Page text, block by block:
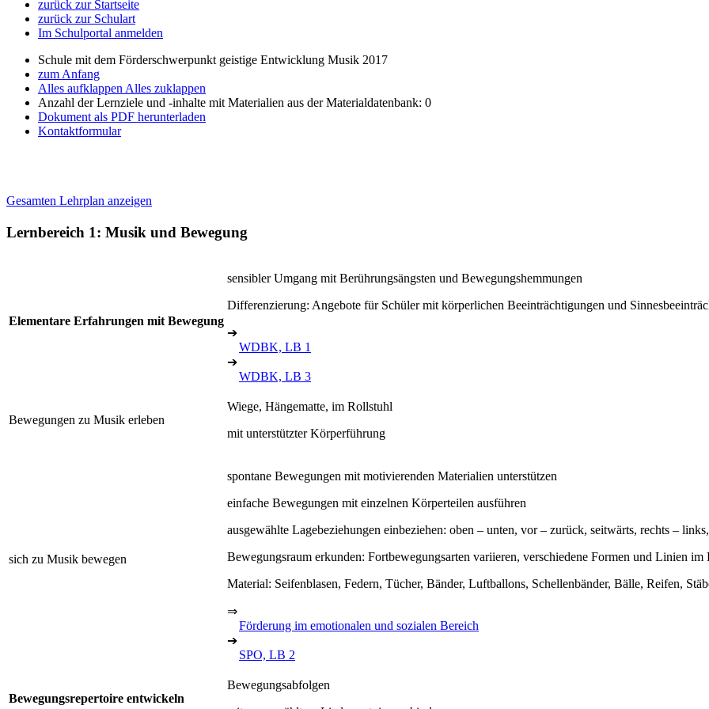
zurück zur Startseite
zurück zur Schulart
Im Schulportal anmelden
Schule mit dem Förderschwerpunkt geistige Entwicklung Musik 2017
zum Anfang
Alles aufklappen Alles zuklappen
Anzahl der Lernziele und -inhalte mit Materialien aus der Materialdatenbank: 0
Dokument als PDF herunterladen
Kontaktformular
Gesamten Lehrplan anzeigen
Lernbereich 1: Musik und Bewegung
Elementare Erfahrungen mit Bewegung
sensibler Umgang mit Berührungsängsten und Bewegungshemmungen
Differenzierung: Angebote für Schüler mit körperlichen Beeinträchtigungen und
➔
WDBK, LB 1
➔
WDBK, LB 3
Bewegungen zu Musik erleben
Wiege, Hängematte, im Rollstuhl
mit unterstützter Körperführung
sich zu Musik bewegen
spontane Bewegungen mit motivierenden Materialien unterstützen
einfache Bewegungen mit einzelnen Körperteilen ausführen
ausgewählte Lagebeziehungen einbeziehen: oben – unten, vor – zurück, seitwärts, rechts –
Bewegungsraum erkunden: Fortbewegungsarten variieren, verschiedene Formen und Linien im
Material: Seifenblasen, Federn, Tücher, Bänder, Luftballons, Schellenbänder, Bälle, Reifen,
⇒
Förderung im emotionalen und sozialen Bereich
➔
SPO, LB 2
Bewegungsrepertoire entwickeln
Bewegungsabfolgen